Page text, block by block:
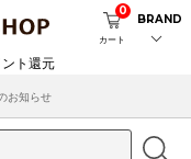
カート
0
BRAND
お知らせ